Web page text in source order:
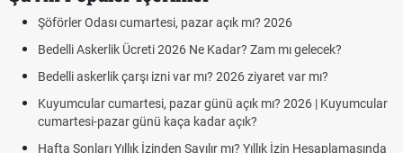
Şöförler Odası cumartesi, pazar açık mı? 2026
Bedelli Askerlik Ücreti 2026 Ne Kadar? Zam mı gelecek?
Bedelli askerlik çarşı izni var mı? 2026 ziyaret var mı?
Kuyumcular cumartesi, pazar günü açık mı? 2026 | Kuyumcular
cumartesi-pazar günü kaça kadar açık?
Hafta Sonları Yıllık İzinden Sayılır mı? Yıllık İzin Hesaplamasında